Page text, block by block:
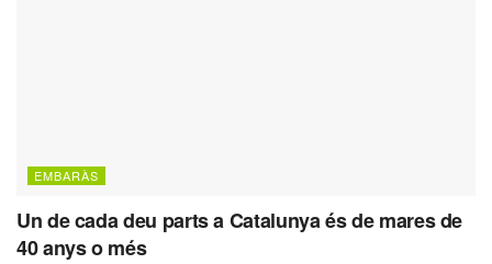
EMBARÀS
Un de cada deu parts a Catalunya és de mares de
40 anys o més